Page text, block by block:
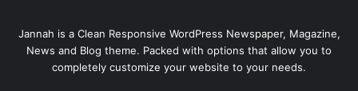
Jannah is a Clean Responsive WordPress Newspaper, Magazine,
News and Blog theme. Packed with options that allow you to
completely customize your website to your needs.